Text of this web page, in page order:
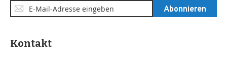
Anmeldung
zum
Abonnieren
Kontakt